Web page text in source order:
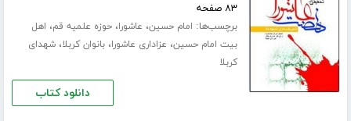
۸۳ صفحه
برچسب‌ها: امام حسین، عاشورا،حوزه علمیه قم، اهل
بیت امام حسین، عزاداری عاشورا،بانوان کربلا،شهدای
کربلا
دانلود کتاب